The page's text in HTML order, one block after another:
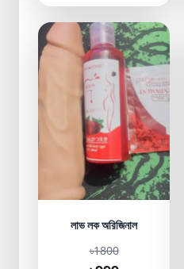
লাভ লক অরিজিনাল
৳1800